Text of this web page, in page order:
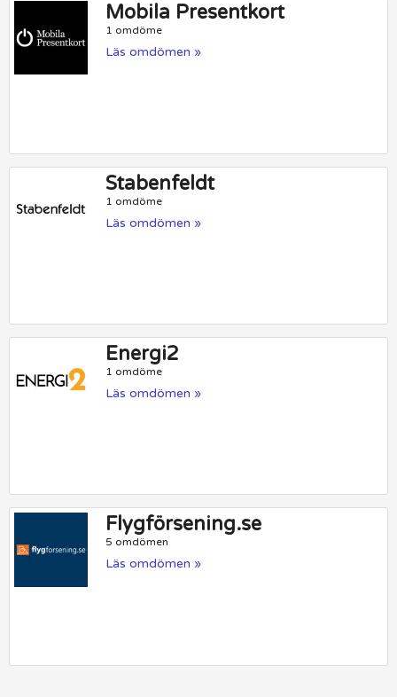
Mobila Presentkort
1 omdöme
Läs omdömen »
Stabenfeldt
1 omdöme
Läs omdömen »
Energi2
1 omdöme
Läs omdömen »
Flygförsening.se
5 omdömen
Läs omdömen »